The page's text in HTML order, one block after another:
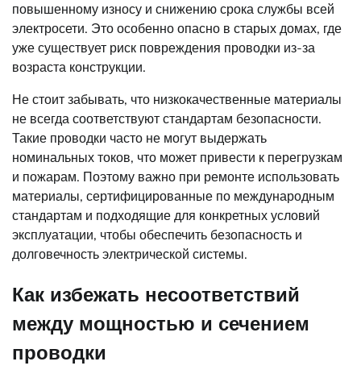
повышенному износу и снижению срока службы всей
электросети. Это особенно опасно в старых домах, где
уже существует риск повреждения проводки из-за
возраста конструкции.
Не стоит забывать, что низкокачественные материалы
не всегда соответствуют стандартам безопасности.
Такие проводки часто не могут выдержать
номинальных токов, что может привести к перегрузкам
и пожарам. Поэтому важно при ремонте использовать
материалы, сертифицированные по международным
стандартам и подходящие для конкретных условий
эксплуатации, чтобы обеспечить безопасность и
долговечность электрической системы.
Как избежать несоответствий
между мощностью и сечением
проводки